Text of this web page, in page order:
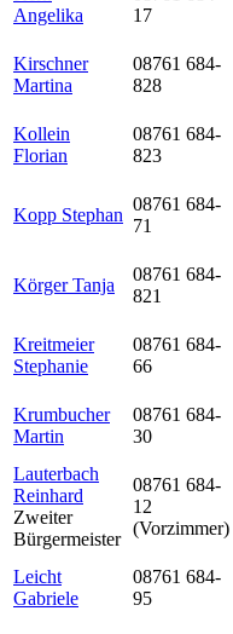
Angelika
17
Kirschner
Martina
08761 684-
828
Kollein
Florian
08761 684-
823
Kopp Stephan
08761 684-
71
Körger Tanja
08761 684-
821
Kreitmeier
Stephanie
08761 684-
66
Krumbucher
Martin
08761 684-
30
Lauterbach
Reinhard
Zweiter
Bürgermeister
08761 684-
12
(Vorzimmer)
Leicht
Gabriele
08761 684-
95